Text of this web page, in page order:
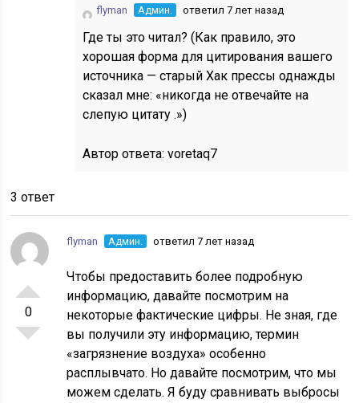
flyman Админ. ответил 7 лет назад
Где ты это читал? (Как правило, это
хорошая форма для цитирования вашего
источника — старый Хак прессы однажды
сказал мне: «никогда не отвечайте на
слепую цитату .»)
Автор ответа:voretaq7
3 ответ
0
flyman Админ. ответил 7 лет назад
Чтобы предоставить более подробную
информацию, давайте посмотрим на
некоторые фактические цифры. Не зная, где
вы получили эту информацию, термин
«загрязнение воздуха» особенно
расплывчато. Но давайте посмотрим, что мы
можем сделать. Я буду сравнивать выбросы